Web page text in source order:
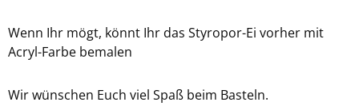
Wenn Ihr mögt, könnt Ihr das Styropor-​Ei vor­her mit
Acryl-​Farbe be­ma­len
Wir wün­schen Euch viel Spaß beim Bas­teln.